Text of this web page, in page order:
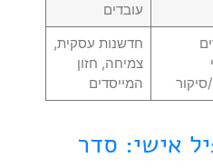
עובדים
חדשנות עסקית,
צמיחה, חזון
המייסדים
אישי: סדר